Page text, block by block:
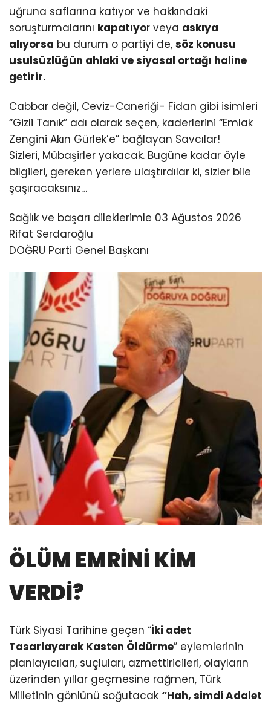
uğruna saflarına katıyor ve hakkındaki
soruşturmalarını kapatıyor veya askıya
alıyorsa bu durum o partiyi de, söz konusu
usulsüzlüğün ahlaki ve siyasal ortağı haline
getirir.
Cabbar değil, Ceviz-Caneriği- Fidan gibi isimleri
“Gizli Tanık” adı olarak seçen, kaderlerini “Emlak
Zengini Akın Gürlek’e” bağlayan Savcılar!
Sizleri, Mübaşirler yakacak. Bugüne kadar öyle
bilgileri, gereken yerlere ulaştırdılar ki, sizler bile
şaşıracaksınız…
Sağlık ve başarı dileklerimle 03 Ağustos 2026
Rifat Serdaroğlu
DOĞRU Parti Genel Başkanı
ÖLÜM EMRİNİ KİM
VERDİ?
Türk Siyasi Tarihine geçen “İki adet
Tasarlayarak Kasten Öldürme” eylemlerinin
planlayıcıları, suçluları, azmettiricileri, olayların
üzerinden yıllar geçmesine rağmen, Türk
Milletinin gönlünü soğutacak “Hah, simdi Adalet